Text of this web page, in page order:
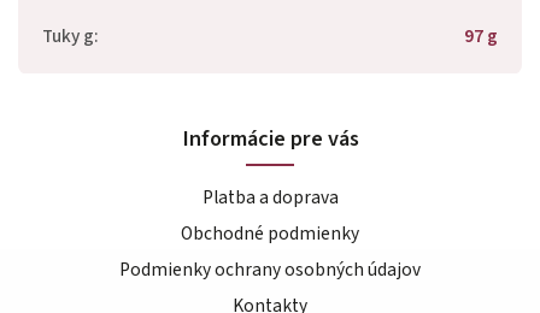
Tuky g: 97 g
Informácie pre vás
Platba a doprava
Obchodné podmienky
Podmienky ochrany osobných údajov
Kontakty